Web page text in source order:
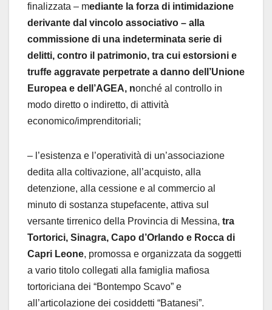
finalizzata – mediante la forza di intimidazione
derivante dal vincolo associativo – alla
commissione di una indeterminata serie di
delitti, contro il patrimonio, tra cui estorsioni e
truffe aggravate perpetrate a danno dell’Unione
Europea e dell’AGEA, nonché al controllo in
modo diretto o indiretto, di attività
economico/imprenditoriali;
– l’esistenza e l’operatività di un’associazione
dedita alla coltivazione, all’acquisto, alla
detenzione, alla cessione e al commercio al
minuto di sostanza stupefacente, attiva sul
versante tirrenico della Provincia di Messina, tra
Tortorici, Sinagra, Capo d’Orlando e Rocca di
Capri Leone, promossa e organizzata da soggetti
a vario titolo collegati alla famiglia mafiosa
tortoriciana dei “Bontempo Scavo” e
all’articolazione dei cosiddetti “Batanesi”.